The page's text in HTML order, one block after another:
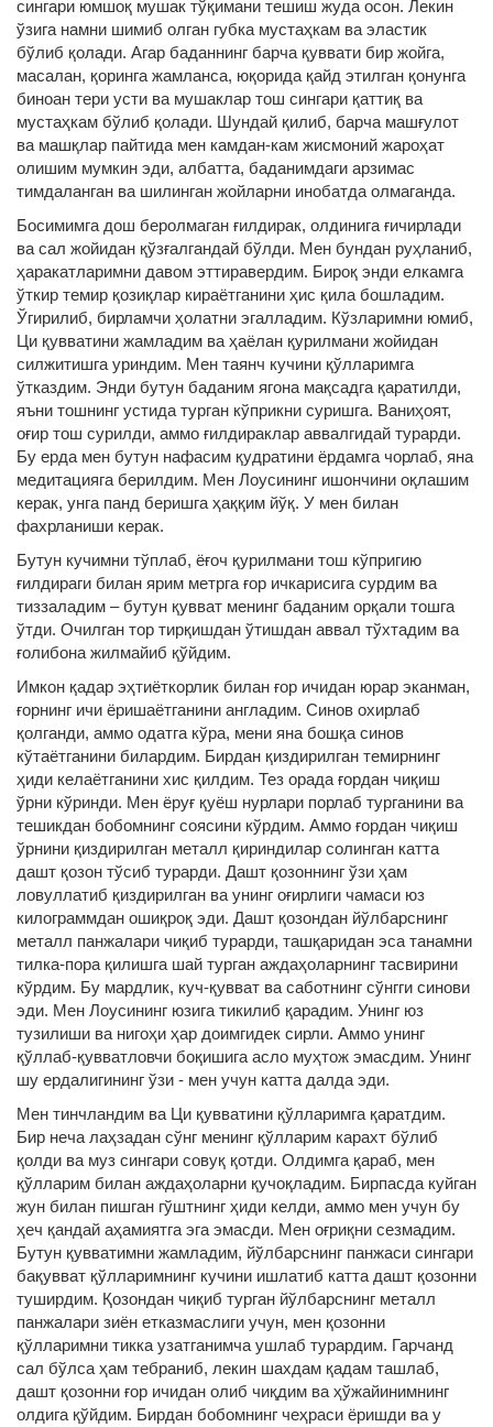
сингари юмшоқ мушак тўқимани тешиш жуда осон. Лекин
ўзига намни шимиб олган губка мустаҳкам ва эластик
бўлиб қолади. Агар баданнинг барча қуввати бир жойга,
масалан, қоринга жамланса, юқорида қайд этилган қонунга
биноан тери усти ва мушаклар тош сингари қаттиқ ва
мустаҳкам бўлиб қолади. Шундай қилиб, барча машғулот
ва машқлар пайтида мен камдан-кам жисмоний жароҳат
олишим мумкин эди, албатта, баданимдаги арзимас
тимдаланган ва шилинган жойларни инобатда олмаганда.
Босимимга дош беролмаган ғилдирак, олдинига ғичирлади
ва сал жойидан қўзғалгандай бўлди. Мен бундан руҳланиб,
ҳаракатларимни давом эттиравердим. Бироқ энди елкамга
ўткир темир қозиқлар кираётганини ҳис қила бошладим.
Ўгирилиб, бирламчи ҳолатни эгалладим. Кўзларимни юмиб,
Ци қувватини жамладим ва ҳаёлан қурилмани жойидан
силжитишга уриндим. Мен таянч кучини қўлларимга
ўтказдим. Энди бутун баданим ягона мақсадга қаратилди,
яъни тошнинг устида турган кўприкни суришга. Ваниҳоят,
оғир тош сурилди, аммо ғилдираклар аввалгидай турарди.
Бу ерда мен бутун нафасим қудратини ёрдамга чорлаб, яна
медитацияга берилдим. Мен Лоусининг ишончини оқлашим
керак, унга панд беришга ҳаққим йўқ. У мен билан
фахрланиши керак.
Бутун кучимни тўплаб, ёғоч қурилмани тош кўпригию
ғилдираги билан ярим метрга ғор ичкарисига сурдим ва
тиззаладим – бутун қувват менинг баданим орқали тошга
ўтди. Очилган тор тирқишдан ўтишдан аввал тўхтадим ва
ғолибона жилмайиб қўйдим.
Имкон қадар эҳтиёткорлик билан ғор ичидан юрар эканман,
ғорнинг ичи ёришаётганини англадим. Синов охирлаб
қолганди, аммо одатга кўра, мени яна бошқа синов
кўтаётганини билардим. Бирдан қиздирилган темирнинг
ҳиди келаётганини хис қилдим. Тез орада ғордан чиқиш
ўрни кўринди. Мен ёруғ қуёш нурлари порлаб турганини ва
тешикдан бобомнинг соясини кўрдим. Аммо ғордан чиқиш
ўрнини қиздирилган металл қириндилар солинган катта
дашт қозон тўсиб турарди. Дашт қозоннинг ўзи ҳам
ловуллатиб қиздирилган ва унинг оғирлиги чамаси юз
килограммдан ошиқроқ эди. Дашт қозондан йўлбарснинг
металл панжалари чиқиб турарди, ташқаридан эса танамни
тилка-пора қилишга шай турган аждаҳоларнинг тасвирини
кўрдим. Бу мардлик, куч-қувват ва саботнинг сўнгги синови
эди. Мен Лоусининг юзига тикилиб қарадим. Унинг юз
тузилиши ва нигоҳи ҳар доимгидек сирли. Аммо унинг
қўллаб-қувватловчи боқишига асло муҳтож эмасдим. Унинг
шу ердалигининг ўзи - мен учун катта далда эди.
Мен тинчландим ва Ци қувватини қўлларимга қаратдим.
Бир неча лаҳзадан сўнг менинг қўлларим карахт бўлиб
қолди ва муз сингари совуқ қотди. Олдимга қараб, мен
қўлларим билан аждаҳоларни қучоқладим. Бирпасда куйган
жун билан пишган гўштнинг ҳиди келди, аммо мен учун бу
ҳеч қандай аҳамиятга эга эмасди. Мен оғриқни сезмадим.
Бутун қувватимни жамладим, йўлбарснинг панжаси сингари
бақувват қўлларимнинг кучини ишлатиб катта дашт қозонни
туширдим. Қозондан чиқиб турган йўлбарснинг металл
панжалари зиён етказмаслиги учун, мен қозонни
қўлларимни тикка узатганимча ушлаб турардим. Гарчанд
сал бўлса ҳам тебраниб, лекин шахдам қадам ташлаб,
дашт қозонни ғор ичидан олиб чиқдим ва ҳўжайинимнинг
олдига қўйдим. Бирдан бобомнинг чеҳраси ёришди ва у